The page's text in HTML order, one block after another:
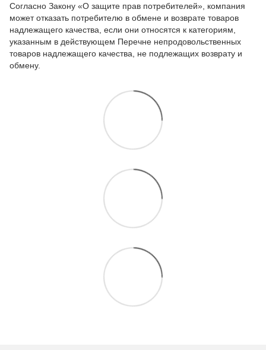
Согласно Закону «О защите прав потребителей» , компания
может отказать потребителю в обмене и возврате товаров
надлежащего качества, если они относятся к категориям,
указанным в действующем Перечне непродовольственных
товаров надлежащего качества, не подлежащих возврату и
обмену.